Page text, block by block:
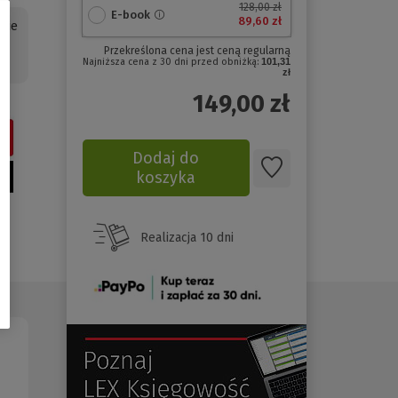
E-book
128,00 zł
89,60 zł
Przekreślona cena jest ceną regularną
Najniższa cena z 30 dni przed obniżką: 101,31
zł
149,00 zł
Dodaj do
koszyka
Realizacja 10 dni
(Nowe